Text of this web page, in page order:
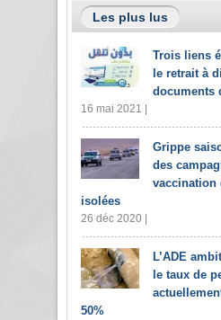
Les plus lus
Trois liens
le retrait à
documents
16 mai 2021 |
Grippe
des
vaccination
isolées
26 déc 2020 |
L’ADE
le taux de
50%